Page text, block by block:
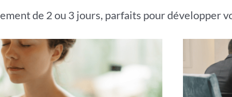
de 2 ou 3 jours, parfaits pour développer